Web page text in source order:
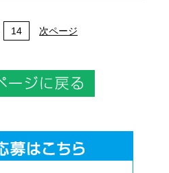
14 次ページ